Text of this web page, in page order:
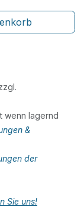
wenn lagernd
&
der
Sie uns!